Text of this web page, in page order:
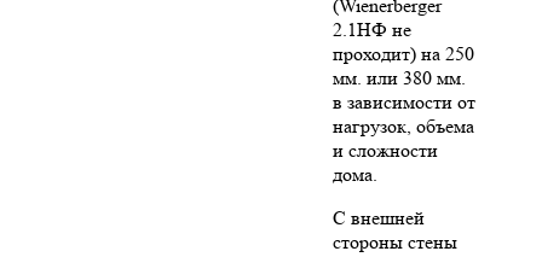
(Wienerberger
2.1НФ не
проходит) на 250
мм. или 380 мм.
в зависимости от
нагрузок, объема
и сложности
дома.
С внешней
стороны стены